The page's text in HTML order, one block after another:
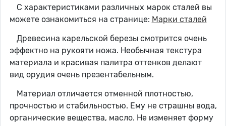
С характеристиками различных марок сталей вы
можете ознакомиться на странице: Марки сталей
Древесина карельской березы смотрится очень
эффектно на рукояти ножа. Необычная текстура
материала и красивая палитра оттенков делают
вид орудия очень презентабельным.
Материал отличается отменной плотностью,
прочностью и стабильностью. Ему не страшны вода,
органические вещества, масло. Не изменяет форму